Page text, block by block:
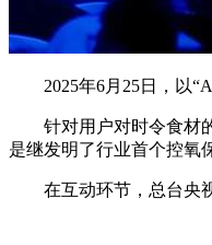
2025年6月25日，以“AI
针对用户对时令食材的
是继发明了行业首个控氧
在互动环节，总台央视